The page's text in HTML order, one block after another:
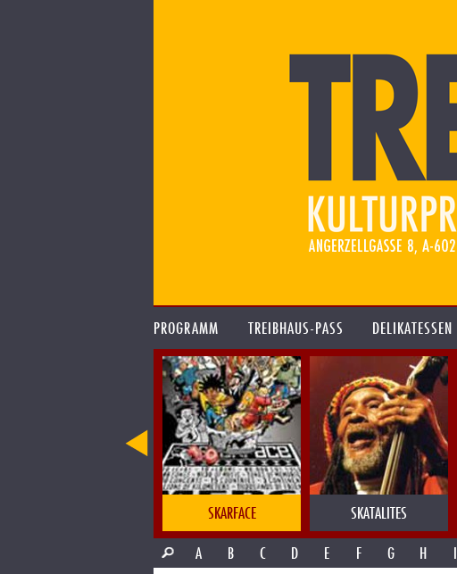
PROGRAMM TREIBHAUS-PASS DELIKATESSEN
SKARFACE SKATALITES
A
B C D E F G H I